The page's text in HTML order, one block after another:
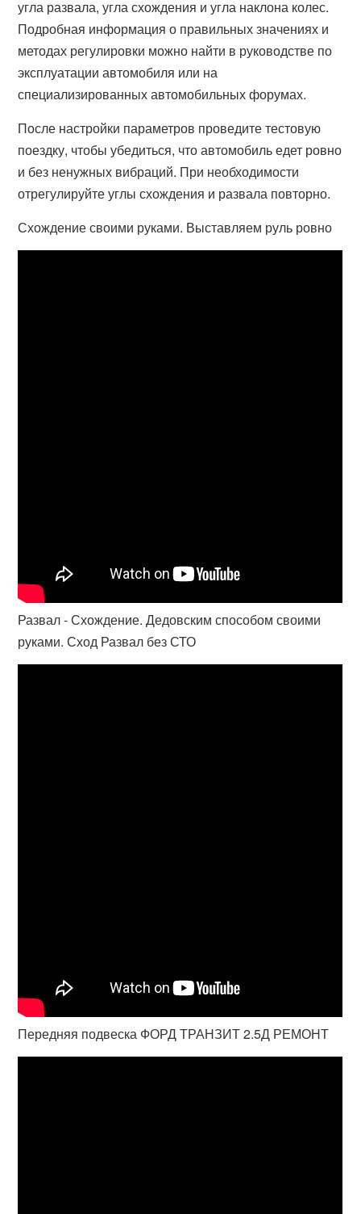
угла развала, угла схождения и угла наклона колес.
Подробная информация о правильных значениях и
методах регулировки можно найти в руководстве по
эксплуатации автомобиля или на
специализированных автомобильных форумах.
После настройки параметров проведите тестовую
поездку, чтобы убедиться, что автомобиль едет ровно
и без ненужных вибраций. При необходимости
отрегулируйте углы схождения и развала повторно.
Схождение своими руками. Выставляем руль ровно
Развал - Схождение. Дедовским способом своими
руками. Сход Развал без СТО
Передняя подвеска ФОРД ТРАНЗИТ 2.5Д РЕМОНТ